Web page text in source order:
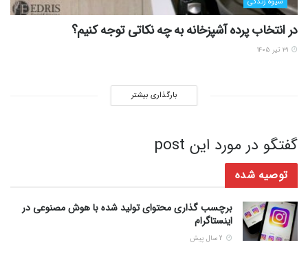
در انتخاب پرده آشپزخانه به چه نکاتی توجه کنیم؟
بارگذاری بیشتر
گفتگو در مورد این post
توصیه شده
برچسب گذاری محتوای تولید شده با هوش مصنوعی در
اینستاگرام